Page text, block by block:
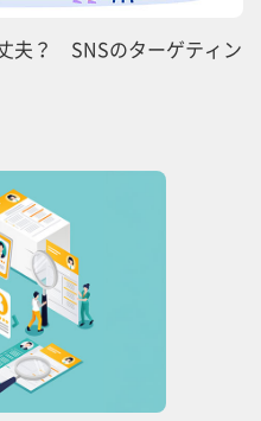
夫？ SNSのターゲティン